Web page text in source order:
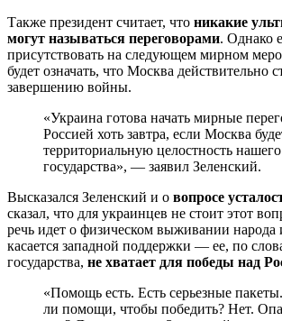
Также президент считает, что никакие
могут называться переговорами. Однако
присутствовать на следующем мирном
будет означать, что Москва действительно
завершению войны.
«Украина готова начать мирные
Россией хоть завтра, если Москва
территориальную целостность нашего
государства», — заявил Зеленский.
Высказался Зеленский и о вопросе
сказал, что для украинцев не стоит этот
речь идет о физическом выживании народа
касается западной поддержки — ее, по
государства, не хватает для победы над
«Помощь есть. Есть серьезные
ли помощи, чтобы победить? Нет.